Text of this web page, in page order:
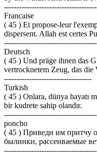
Francaise
( 45 ) Et propose-leur
dispersent. Allah est certes
Deutsch
( 45 ) Und präge ihnen das
vertrocknetem Zeug, das
-----------------------------------
Turkish
( 45 ) Onlara, dünya hayatı
bir kudrete sahip olandır.
poncho
( 45 ) Приведи им притчу
былинки, рассеиваемые